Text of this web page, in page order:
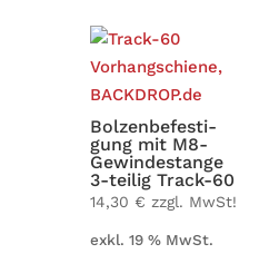
Bol­zen­be­fes­ti­
gung mit M8-
Gewin­­de­­stange
3-teilig Track-60
14,30 € zzgl. MwSt!
exkl. 19 % MwSt.